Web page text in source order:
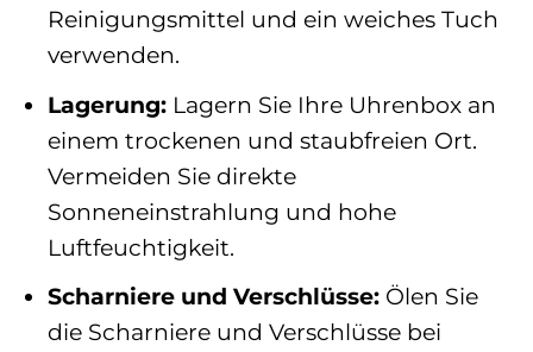
Reinigungsmittel und ein weiches Tuch
verwenden.
Lagerung:Lagern Sie Ihre Uhrenbox an
einem trockenen und staubfreien Ort.
Vermeiden Sie direkte
Sonneneinstrahlung und hohe
Luftfeuchtigkeit.
Scharniere und Verschlüsse:Ölen Sie
die Scharniere und Verschlüsse bei